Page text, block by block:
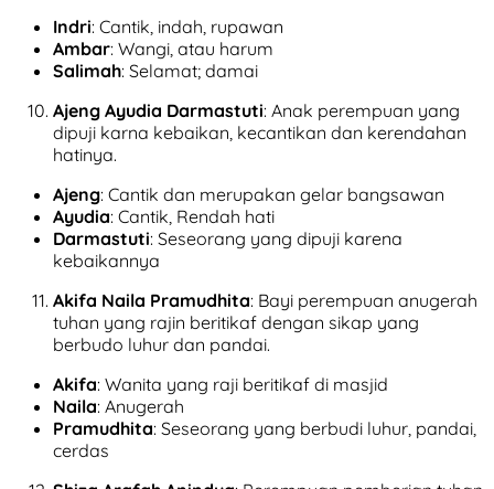
Indri: Cantik, indah, rupawan
Ambar: Wangi, atau harum
Salimah: Selamat; damai
Ajeng Ayudia Darmastuti: Anak perempuan yang
dipuji karna kebaikan, kecantikan dan kerendahan
hatinya.
Ajeng: Cantik dan merupakan gelar bangsawan
Ayudia: Cantik, Rendah hati
Darmastuti: Seseorang yang dipuji karena
kebaikannya
Akifa Naila Pramudhita: Bayi perempuan anugerah
tuhan yang rajin beritikaf dengan sikap yang
berbudo luhur dan pandai.
Akifa: Wanita yang raji beritikaf di masjid
Naila: Anugerah
Pramudhita: Seseorang yang berbudi luhur, pandai,
cerdas